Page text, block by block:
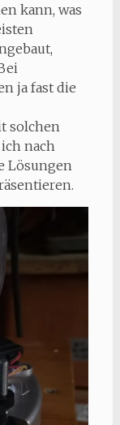
kann, was
ja fast die
solchen
nach
Lösungen